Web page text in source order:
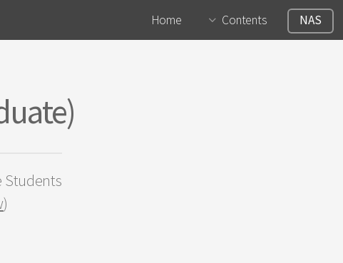
Home Contents NAS
Students
)